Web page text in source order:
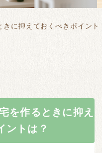
に抑えておくべきポイント
を作るときに抑え
ントは？